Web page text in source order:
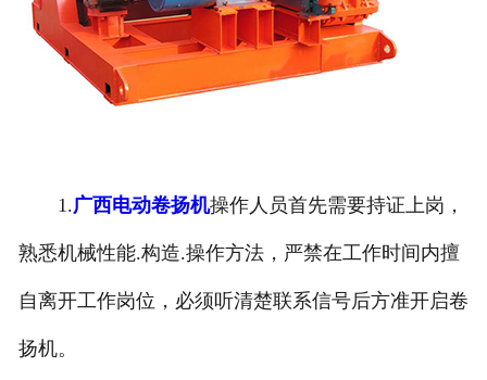
1.广西电动卷扬机操作人员首先需要持证上岗，
熟悉机械性能.构造.操作方法，严禁在工作时间内擅
自离开工作岗位，必须听清楚联系信号后方准开启卷
扬机。